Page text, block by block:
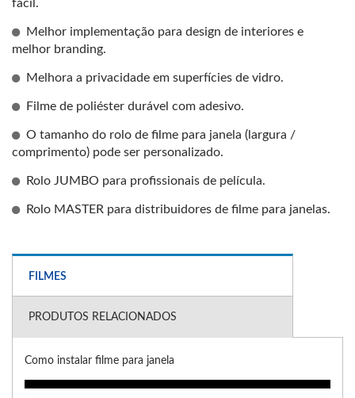
fácil.
Melhor implementação para design de interiores e
melhor branding.
Melhora a privacidade em superfícies de vidro.
Filme de poliéster durável com adesivo.
O tamanho do rolo de filme para janela (largura /
comprimento) pode ser personalizado.
Rolo JUMBO para profissionais de película.
Rolo MASTER para distribuidores de filme para janelas.
FILMES
PRODUTOS RELACIONADOS
Como instalar filme para janela